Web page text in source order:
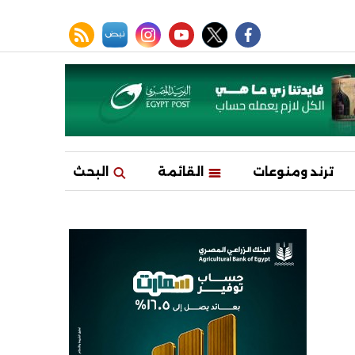
facebook
twitter
youtube
instagram
نبض rss feed
ترند ومنوعات القائمة البحث